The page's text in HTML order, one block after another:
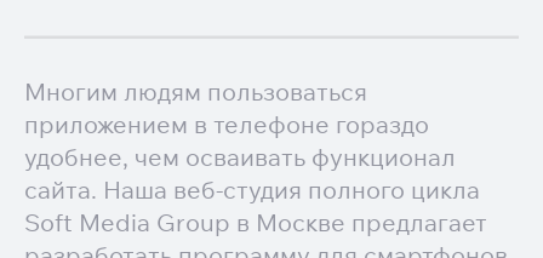
Многим людям пользоваться
приложением в телефоне гораздо
удобнее, чем осваивать функционал
сайта. Наша веб-студия полного цикла
Soft Media Group в Москве предлагает